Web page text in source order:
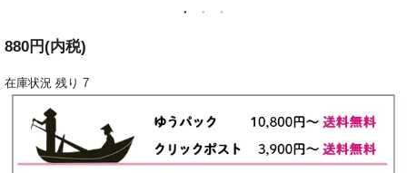
880円(内税)
在庫状況 残り 7